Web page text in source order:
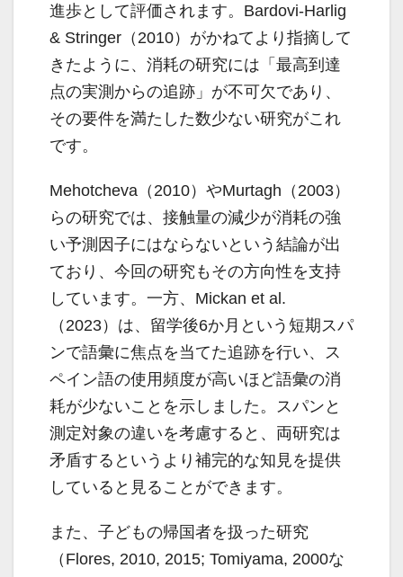
進歩として評価されます。Bardovi-Harlig
& Stringer（2010）がかねてより指摘して
きたように、消耗の研究には「最高到達
点の実測からの追跡」が不可欠であり、
その要件を満たした数少ない研究がこれ
です。
Mehotcheva（2010）やMurtagh（2003）
らの研究では、接触量の減少が消耗の強
い予測因子にはならないという結論が出
ており、今回の研究もその方向性を支持
しています。一方、Mickan et al.
（2023）は、留学後6か月という短期スパ
ンで語彙に焦点を当てた追跡を行い、ス
ペイン語の使用頻度が高いほど語彙の消
耗が少ないことを示しました。スパンと
測定対象の違いを考慮すると、両研究は
矛盾するというより補完的な知見を提供
していると見ることができます。
また、子どもの帰国者を扱った研究
（Flores, 2010, 2015; Tomiyama, 2000な